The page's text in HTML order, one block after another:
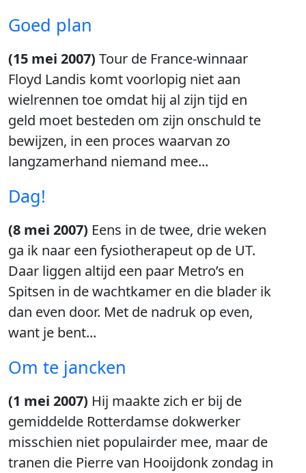
Goed plan
(15 mei 2007) Tour de France-winnaar
Floyd Landis komt voorlopig niet aan
wielrennen toe omdat hij al zijn tijd en
geld moet besteden om zijn onschuld te
bewijzen, in een proces waarvan zo
langzamerhand niemand mee...
Dag!
(8 mei 2007) Eens in de twee, drie weken
ga ik naar een fysiotherapeut op de UT.
Daar liggen altijd een paar Metro’s en
Spitsen in de wachtkamer en die blader ik
dan even door. Met de nadruk op even,
want je bent...
Om te jancken
(1 mei 2007) Hij maakte zich er bij de
gemiddelde Rotterdamse dokwerker
misschien niet populairder mee, maar de
tranen die Pierre van Hooijdonk zondag in